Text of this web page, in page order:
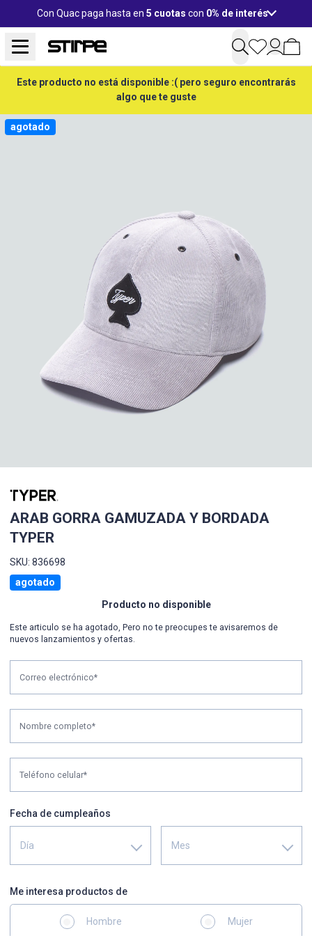
Con Quac paga hasta en 5 cuotas con 0% de interés
Este producto no está disponible :( pero seguro encontrarás
algo que te guste
agotado
ARAB GORRA GAMUZADA Y BORDADA
TYPER
SKU: 836698
agotado
Producto no disponible
Este articulo se ha agotado, Pero no te preocupes te avisaremos de
nuevos lanzamientos y ofertas.
Correo electrónico*
Nombre completo*
Teléfono celular*
Fecha de cumpleaños
Día Mes
Me interesa productos de
Hombre Mujer